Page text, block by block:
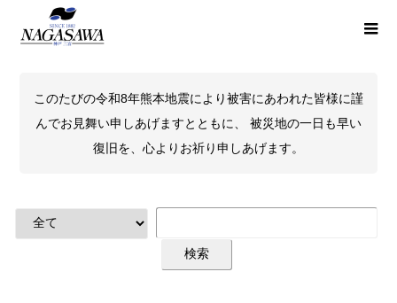
このたびの令和8年熊本地震により被害にあわれた皆様に謹
んでお見舞い申しあげますとともに、 被災地の一日も早い
復旧を、心よりお祈り申しあげます。